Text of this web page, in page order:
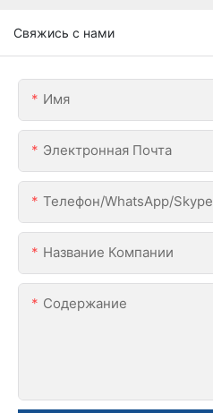
Свяжись с нами
Имя
Электронная Почта
Телефон/WhatsApp/Skype
Название Компании
Содержание